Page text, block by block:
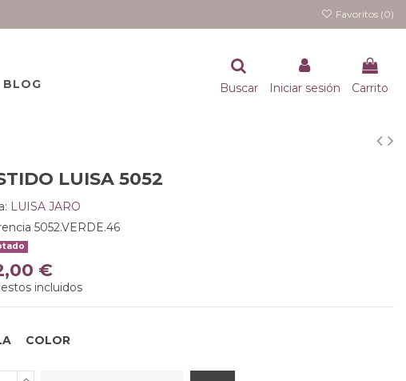
Favoritos (0)
BLOG Buscar Iniciar sesión Carrito
LUISA 5052
LUISA JARO
5052.VERDE.46
€
incluidos
COLOR